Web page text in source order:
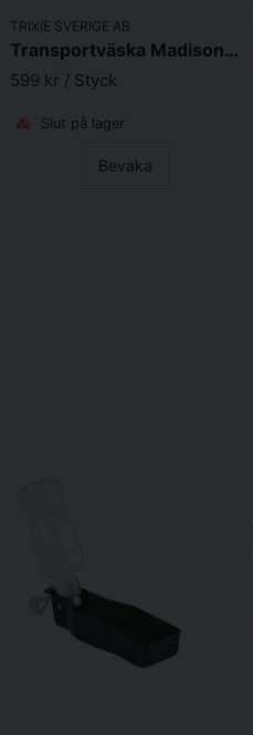
TRIXIE SVERIGE AB
Transportväska Madison, 25xh33x50cm, svart
599 kr / Styck
Slut på lager
Bevaka